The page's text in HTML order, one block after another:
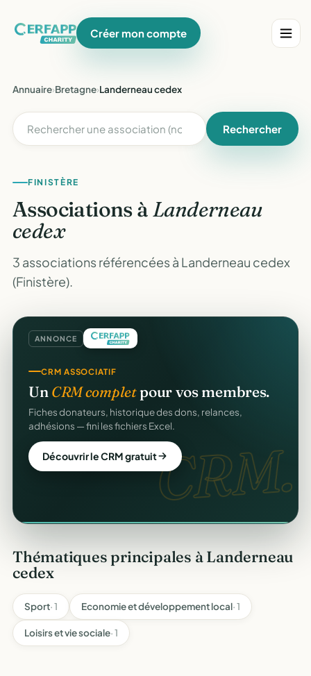
Créer mon compte
Annuaire›Bretagne›Landerneau cedex
Rechercher
FINISTÈRE
Associations àLanderneau
cedex
3 associations référencées à Landerneau cedex
(Finistère).
ANNONCE
CRM.
CRM ASSOCIATIF
UnCRM completpour vos membres.
Fiches donateurs, historique des dons, relances,
adhésions — fini les fichiers Excel.
Découvrir le CRM gratuit
SITE WEB
Votre site web d'associationoffert.
Une page publique élégante et un site de collecte, prêts
en cinq minutes. Sans webmaster.
Créer mon site gratuit
Thématiques principales à Landerneau
cedex
Sport· 1 Economie et développement local· 1
Loisirs et vie sociale· 1